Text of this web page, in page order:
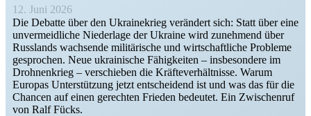
12. Juni 2026
Die Debatte über den Ukrai­ne­krieg verändert sich: Statt über eine
unver­meid­liche Niederlage der Ukraine wird zunehmend über
Russlands wachsende militä­rische und wirtschaft­liche Probleme
gesprochen. Neue ukrai­nische Fähig­keiten – insbe­sondere im
Drohnen­krieg – verschieben die Kräfte­ver­hält­nisse. Warum
Europas Unter­stützung jetzt entscheidend ist und was das für die
Chancen auf einen gerechten Frieden bedeutet. Ein Zwischenruf
von Ralf Fücks.